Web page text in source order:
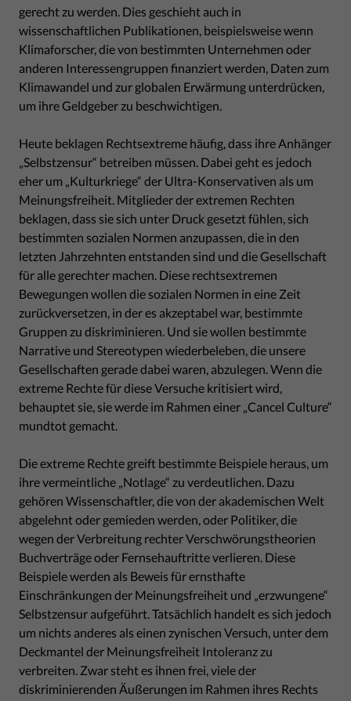
gerecht zu werden. Dies geschieht auch in
wissenschaftlichen Publikationen, beispielsweise wenn
Klimaforscher, die von bestimmten Unternehmen oder
anderen Interessengruppen finanziert werden, Daten zum
Klimawandel und zur globalen Erwärmung unterdrücken,
um ihre Geldgeber zu beschwichtigen.
Heute beklagen Rechtsextreme häufig, dass ihre Anhänger
„Selbstzensur“ betreiben müssen. Dabei geht es jedoch
eher um „Kulturkriege“ der Ultra-Konservativen als um
Meinungsfreiheit. Mitglieder der extremen Rechten
beklagen, dass sie sich unter Druck gesetzt fühlen, sich
bestimmten sozialen Normen anzupassen, die in den
letzten Jahrzehnten entstanden sind und die Gesellschaft
für alle gerechter machen. Diese rechtsextremen
Bewegungen wollen die sozialen Normen in eine Zeit
zurückversetzen, in der es akzeptabel war, bestimmte
Gruppen zu diskriminieren. Und sie wollen bestimmte
Narrative und Stereotypen wiederbeleben, die unsere
Gesellschaften gerade dabei waren, abzulegen. Wenn die
extreme Rechte für diese Versuche kritisiert wird,
behauptet sie, sie werde im Rahmen einer „Cancel Culture“
mundtot gemacht.
Die extreme Rechte greift bestimmte Beispiele heraus, um
ihre vermeintliche „Notlage“ zu verdeutlichen. Dazu
gehören Wissenschaftler, die von der akademischen Welt
abgelehnt oder gemieden werden, oder Politiker, die
wegen der Verbreitung rechter Verschwörungstheorien
Buchverträge oder Fernsehauftritte verlieren. Diese
Beispiele werden als Beweis für ernsthafte
Einschränkungen der Meinungsfreiheit und „erzwungene“
Selbstzensur aufgeführt. Tatsächlich handelt es sich jedoch
um nichts anderes als einen zynischen Versuch, unter dem
Deckmantel der Meinungsfreiheit Intoleranz zu
verbreiten. Zwar steht es ihnen frei, viele der
diskriminierenden Äußerungen im Rahmen ihres Rechts